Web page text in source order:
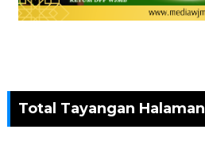
Total Tayangan Halaman